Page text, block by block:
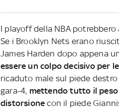
I playoff della NBA potrebbero
Se i Brooklyn Nets erano
James Harden dopo appena
essere un colpo decisivo per
ricaduto male sul piede
gara-4, mettendo tutto il peso
distorsione con il piede